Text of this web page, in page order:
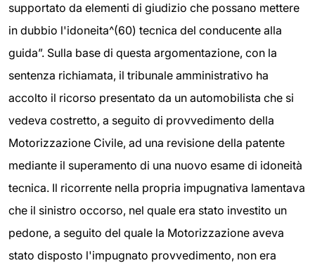
supportato da elementi di giudizio che possano mettere
in dubbio l'idoneita^(60) tecnica del conducente alla
guida”. Sulla base di questa argomentazione, con la
sentenza richiamata, il tribunale amministrativo ha
accolto il ricorso presentato da un automobilista che si
vedeva costretto, a seguito di provvedimento della
Motorizzazione Civile, ad una revisione della patente
mediante il superamento di una nuovo esame di idoneità
tecnica. Il ricorrente nella propria impugnativa lamentava
che il sinistro occorso, nel quale era stato investito un
pedone, a seguito del quale la Motorizzazione aveva
stato disposto l'impugnato provvedimento, non era